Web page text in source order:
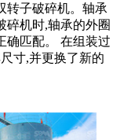
转子破碎机。轴承
碎机时,轴承的外圈
确匹配。 在组装过
寸,并更换了新的